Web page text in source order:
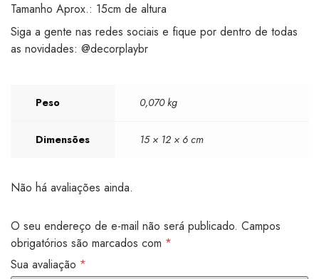
Tamanho Aprox.: 15cm de altura
Siga a gente nas redes sociais e fique por dentro de todas
as novidades: @decorplaybr
Peso 0,070 kg
Dimensões 15 × 12 × 6 cm
Não há avaliações ainda.
O seu endereço de e-mail não será publicado. Campos
obrigatórios são marcados com *
Sua avaliação *